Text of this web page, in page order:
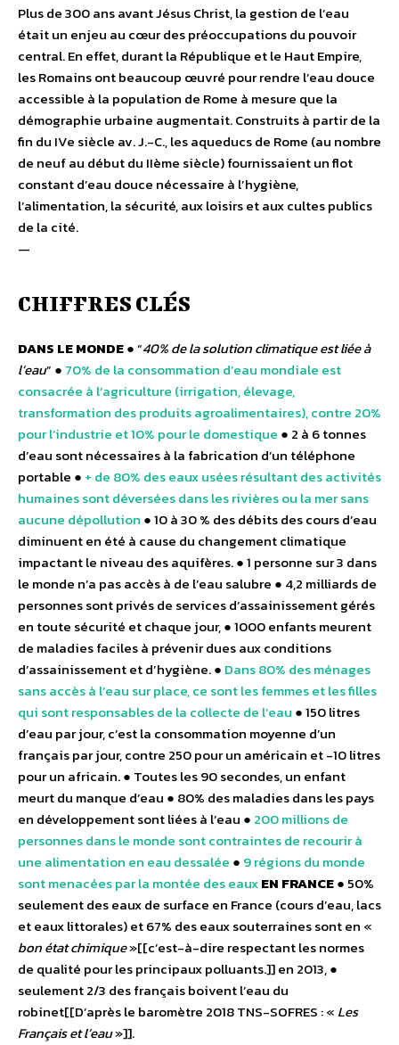
Plus de 300 ans avant Jésus Christ, la gestion de l’eau
était un enjeu au cœur des préoccupations du pouvoir
central. En effet, durant la République et le Haut Empire,
les Romains ont beaucoup œuvré pour rendre l’eau douce
accessible à la population de Rome à mesure que la
démographie urbaine augmentait. Construits à partir de la
fin du IVe siècle av. J.-C., les aqueducs de Rome (au nombre
de neuf au début du IIème siècle) fournissaient un flot
constant d’eau douce nécessaire à l’hygiène,
l’alimentation, la sécurité, aux loisirs et aux cultes publics
de la cité.
—
CHIFFRES CLÉS
DANS LE MONDE● “40% de la solution climatique est liée à
l’eau” ● 70% de la consommation d’eau mondiale est
consacrée à l’agriculture (irrigation, élevage,
transformation des produits agroalimentaires), contre 20%
pour l’industrie et 10% pour le domestique ● 2 à 6 tonnes
d’eau sont nécessaires à la fabrication d’un téléphone
portable ● + de 80% des eaux usées résultant des activités
humaines sont déversées dans les rivières ou la mer sans
aucune dépollution ● 10 à 30 % des débits des cours d’eau
diminuent en été à cause du changement climatique
impactant le niveau des aquifères. ● 1 personne sur 3 dans
le monde n’a pas accès à de l’eau salubre ● 4,2 milliards de
personnes sont privés de services d’assainissement gérés
en toute sécurité et chaque jour, ● 1000 enfants meurent
de maladies faciles à prévenir dues aux conditions
d’assainissement et d’hygiène. ● Dans 80% des ménages
sans accès à l’eau sur place, ce sont les femmes et les filles
qui sont responsables de la collecte de l’eau ● 150 litres
d’eau par jour, c’est la consommation moyenne d’un
français par jour, contre 250 pour un américain et -10 litres
pour un africain. ● Toutes les 90 secondes, un enfant
meurt du manque d’eau ● 80% des maladies dans les pays
en développement sont liées à l’eau ● 200 millions de
personnes dans le monde sont contraintes de recourir à
une alimentation en eau dessalée ● 9 régions du monde
sont menacées par la montée des eauxEN FRANCE● 50%
seulement des eaux de surface en France (cours d’eau, lacs
et eaux littorales) et 67% des eaux souterraines sont en «
bon état chimique»[[c’est-à-dire respectant les normes
de qualité pour les principaux polluants.]] en 2013, ●
seulement 2/3 des français boivent l’eau du
robinet[[D’après le baromètre 2018 TNS-SOFRES : « Les
Français et l’eau»]].